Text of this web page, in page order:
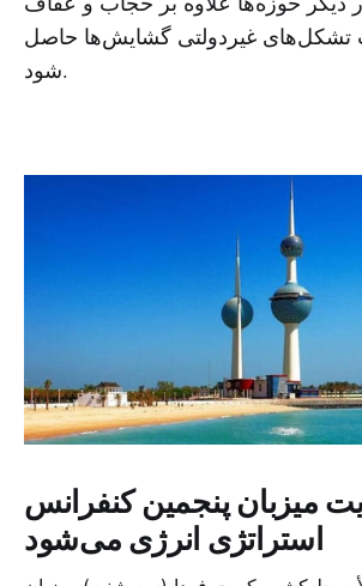
تشکل‌های غیردولتی گشایش‌ها حاصل
شود.
میزبان پنجمین کنفرانس
استراتژی انرژی می‌شود